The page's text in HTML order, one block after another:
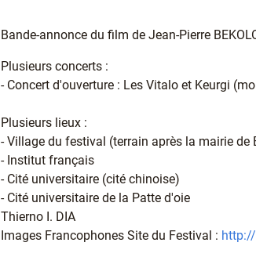
Bande-annonce du film de Jean-Pierre
Plusieurs concerts :
- Concert d'ouverture : Les Vitalo et Keurgi
Plusieurs lieux :
- Village du festival (terrain après la mairie de
- Institut français
- Cité universitaire (cité chinoise)
- Cité universitaire de la Patte d'oie
Thierno I. DIA
Images Francophones Site du Festival :